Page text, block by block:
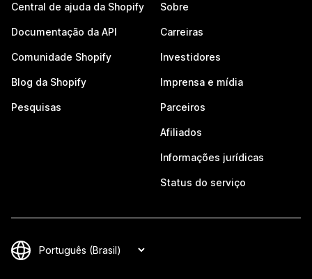
Central de ajuda da Shopify
Documentação da API
Comunidade Shopify
Blog da Shopify
Pesquisas
Sobre
Carreiras
Investidores
Imprensa e mídia
Parceiros
Afiliados
Informações jurídicas
Status do serviço